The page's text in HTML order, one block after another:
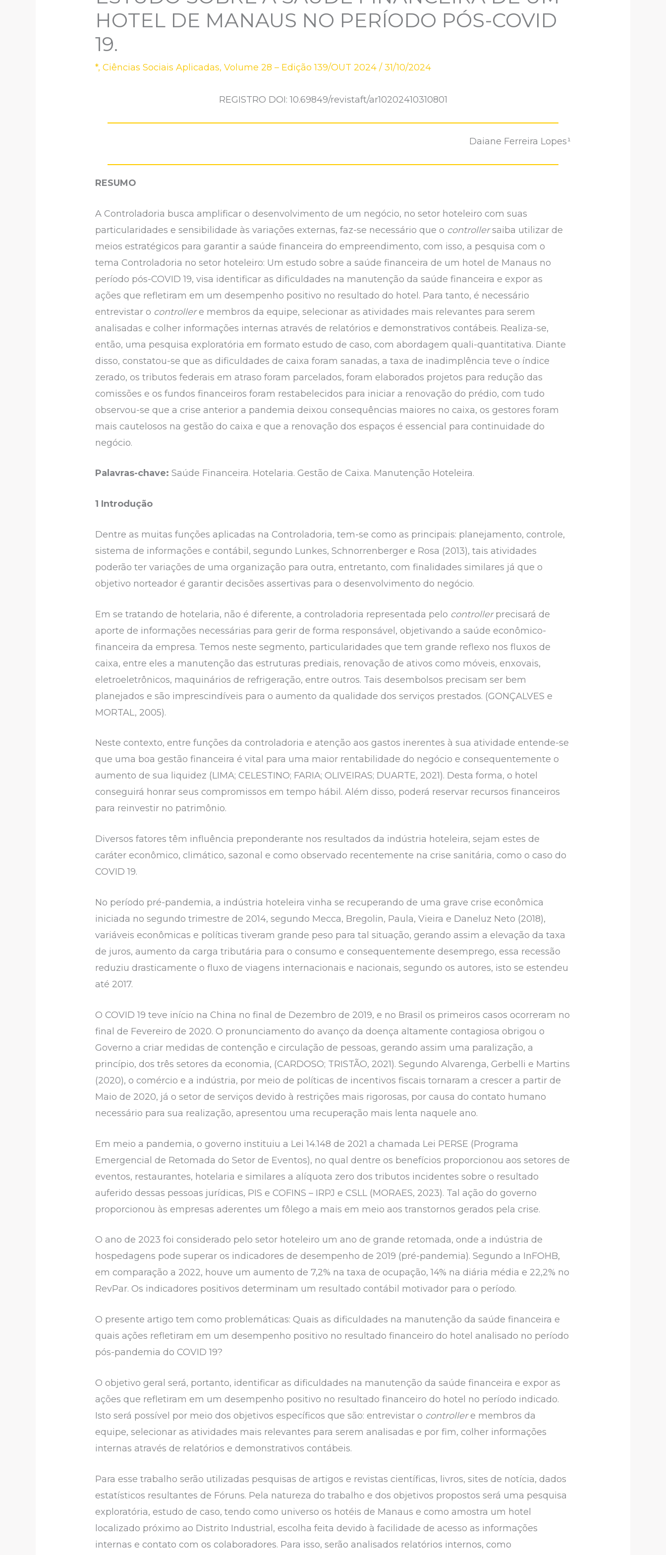
HOTEL DE MANAUS NO PERÍODO PÓS-COVID
19.
*,Ciências Sociais Aplicadas,Volume 28 – Edição 139/OUT 2024 /31/10/2024
REGISTRO DOI: 10.69849/revistaft/ar10202410310801
Daiane Ferreira Lopes¹
RESUMO
A Controladoria busca amplificar o desenvolvimento de um negócio, no setor hoteleiro com suas
particularidades e sensibilidade às variações externas, faz-se necessário que o controllersaiba utilizar de
meios estratégicos para garantir a saúde financeira do empreendimento, com isso, a pesquisa com o
tema Controladoria no setor hoteleiro: Um estudo sobre a saúde financeira de um hotel de Manaus no
período pós-COVID 19, visa identificar as dificuldades na manutenção da saúde financeira e expor as
ações que refletiram em um desempenho positivo no resultado do hotel. Para tanto, é necessário
entrevistar o controllere membros da equipe, selecionar as atividades mais relevantes para serem
analisadas e colher informações internas através de relatórios e demonstrativos contábeis. Realiza-se,
então, uma pesquisa exploratória em formato estudo de caso, com abordagem quali-quantitativa. Diante
disso, constatou-se que as dificuldades de caixa foram sanadas, a taxa de inadimplência teve o índice
zerado, os tributos federais em atraso foram parcelados, foram elaborados projetos para redução das
comissões e os fundos financeiros foram restabelecidos para iniciar a renovação do prédio, com tudo
observou-se que a crise anterior a pandemia deixou consequências maiores no caixa, os gestores foram
mais cautelosos na gestão do caixa e que a renovação dos espaços é essencial para continuidade do
negócio.
Palavras-chave:Saúde Financeira. Hotelaria. Gestão de Caixa. Manutenção Hoteleira.
1 Introdução
Dentre as muitas funções aplicadas na Controladoria, tem-se como as principais: planejamento, controle,
sistema de informações e contábil, segundo Lunkes, Schnorrenberger e Rosa (2013), tais atividades
poderão ter variações de uma organização para outra, entretanto, com finalidades similares já que o
objetivo norteador é garantir decisões assertivas para o desenvolvimento do negócio.
Em se tratando de hotelaria, não é diferente, a controladoria representada pelo controllerprecisará de
aporte de informações necessárias para gerir de forma responsável, objetivando a saúde econômico-
financeira da empresa. Temos neste segmento, particularidades que tem grande reflexo nos fluxos de
caixa, entre eles a manutenção das estruturas prediais, renovação de ativos como móveis, enxovais,
eletroeletrônicos, maquinários de refrigeração, entre outros. Tais desembolsos precisam ser bem
planejados e são imprescindíveis para o aumento da qualidade dos serviços prestados. (GONÇALVES e
MORTAL, 2005).
Neste contexto, entre funções da controladoria e atenção aos gastos inerentes à sua atividade entende-se
que uma boa gestão financeira é vital para uma maior rentabilidade do negócio e consequentemente o
aumento de sua liquidez (LIMA; CELESTINO; FARIA; OLIVEIRAS; DUARTE, 2021). Desta forma, o hotel
conseguirá honrar seus compromissos em tempo hábil. Além disso, poderá reservar recursos financeiros
para reinvestir no patrimônio.
Diversos fatores têm influência preponderante nos resultados da indústria hoteleira, sejam estes de
caráter econômico, climático, sazonal e como observado recentemente na crise sanitária, como o caso do
COVID 19.
No período pré-pandemia, a indústria hoteleira vinha se recuperando de uma grave crise econômica
iniciada no segundo trimestre de 2014, segundo Mecca, Bregolin, Paula, Vieira e Daneluz Neto (2018),
variáveis econômicas e políticas tiveram grande peso para tal situação, gerando assim a elevação da taxa
de juros, aumento da carga tributária para o consumo e consequentemente desemprego, essa recessão
reduziu drasticamente o fluxo de viagens internacionais e nacionais, segundo os autores, isto se estendeu
até 2017.
O COVID 19 teve início na China no final de Dezembro de 2019, e no Brasil os primeiros casos ocorreram no
final de Fevereiro de 2020. O pronunciamento do avanço da doença altamente contagiosa obrigou o
Governo a criar medidas de contenção e circulação de pessoas, gerando assim uma paralização, a
princípio, dos três setores da economia, (CARDOSO; TRISTÃO, 2021). Segundo Alvarenga, Gerbelli e Martins
(2020), o comércio e a indústria, por meio de políticas de incentivos fiscais tornaram a crescer a partir de
Maio de 2020, já o setor de serviços devido à restrições mais rigorosas, por causa do contato humano
necessário para sua realização, apresentou uma recuperação mais lenta naquele ano.
Em meio a pandemia, o governo instituiu a Lei 14.148 de 2021 a chamada Lei PERSE (Programa
Emergencial de Retomada do Setor de Eventos), no qual dentre os benefícios proporcionou aos setores de
eventos, restaurantes, hotelaria e similares a alíquota zero dos tributos incidentes sobre o resultado
auferido dessas pessoas jurídicas, PIS e COFINS – IRPJ e CSLL (MORAES, 2023). Tal ação do governo
proporcionou às empresas aderentes um fôlego a mais em meio aos transtornos gerados pela crise.
O ano de 2023 foi considerado pelo setor hoteleiro um ano de grande retomada, onde a indústria de
hospedagens pode superar os indicadores de desempenho de 2019 (pré-pandemia). Segundo a InFOHB,
em comparação a 2022, houve um aumento de 7,2% na taxa de ocupação, 14% na diária média e 22,2% no
RevPar. Os indicadores positivos determinam um resultado contábil motivador para o período.
O presente artigo tem como problemáticas: Quais as dificuldades na manutenção da saúde financeira e
quais ações refletiram em um desempenho positivo no resultado financeiro do hotel analisado no período
pós-pandemia do COVID 19?
O objetivo geral será, portanto, identificar as dificuldades na manutenção da saúde financeira e expor as
ações que refletiram em um desempenho positivo no resultado financeiro do hotel no período indicado.
Isto será possível por meio dos objetivos específicos que são: entrevistar o controllere membros da
equipe, selecionar as atividades mais relevantes para serem analisadas e por fim, colher informações
internas através de relatórios e demonstrativos contábeis.
Para esse trabalho serão utilizadas pesquisas de artigos e revistas científicas, livros, sites de notícia, dados
estatísticos resultantes de Fóruns. Pela natureza do trabalho e dos objetivos propostos será uma pesquisa
exploratória, estudo de caso, tendo como universo os hotéis de Manaus e como amostra um hotel
localizado próximo ao Distrito Industrial, escolha feita devido à facilidade de acesso as informações
internas e contato com os colaboradores. Para isso, serão analisados relatórios internos, como